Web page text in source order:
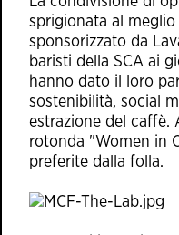
sprigionata al meglio
sponsorizzato da
baristi della SCA ai
hanno dato il loro
sostenibilità, social
estrazione del caffè.
rotonda "Women in
preferite dalla folla.